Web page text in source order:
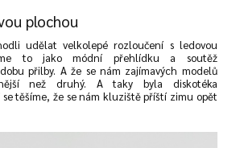
plochou
udělat velkolepé rozloučení s ledovou
to jako módní přehlídku a soutěž
přilby. A že se nám zajímavých modelů
než druhý. A taky byla diskotéka
se těšíme, že se nám kluziště příští zimu opět